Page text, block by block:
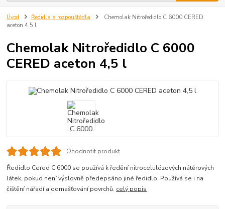
Úvod Ředidla a rozpouštědla
Chemolak Nitroředidlo C 6000 CERED
aceton 4,5 l
Chemolak Nitroředidlo C 6000
CERED aceton 4,5 l
Ohodnotit produkt
Ředidlo Cered C 6000 se používá k ředění nitrocelulózových nátěrových
látek, pokud není výslovně předepsáno jiné ředidlo. Používá se i na
čištění nářadí a odmašťování povrchů. celý popis